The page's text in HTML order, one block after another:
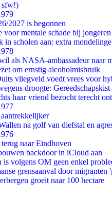
sfw!)
2027 is begonnen
mentale schade bij jongeren
scholen aan: extra
als NASA-ambassadeur naar
om ernstig alcoholmisbruik
vliegveld voedt vrees voor
droogte: Gereedschapskist
haar vriend bezocht terecht
na golf van diefstal en
naar Eindhoven
backdoor in iCloud aan
is volgens OM geen enkel
grensaanval door migranten
groeit naar 100 hectare